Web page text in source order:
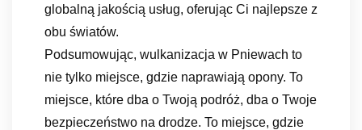
globalną jakością usług, oferując Ci najlepsze z
obu światów.
Podsumowując, wulkanizacja w Pniewach to
nie tylko miejsce, gdzie naprawiają opony. To
miejsce, które dba o Twoją podróż, dba o Twoje
bezpieczeństwo na drodze. To miejsce, gdzie